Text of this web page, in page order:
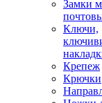
Замки
Ключи,
Крепеж
Крючки